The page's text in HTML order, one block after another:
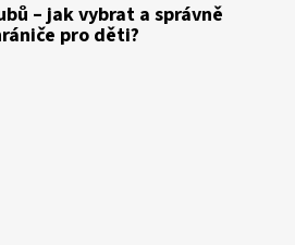
– jak vybrat a správně
pro děti?